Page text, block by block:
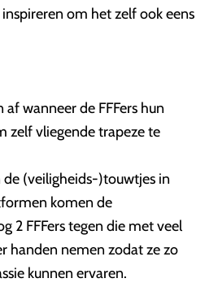
om het zelf ook eens
wanneer de FFFers hun
zelf vliegende trapeze te
de (veiligheids-)touwtjes in
komen de
2 FFFers tegen die met veel
handen nemen zodat ze zo
kunnen ervaren.